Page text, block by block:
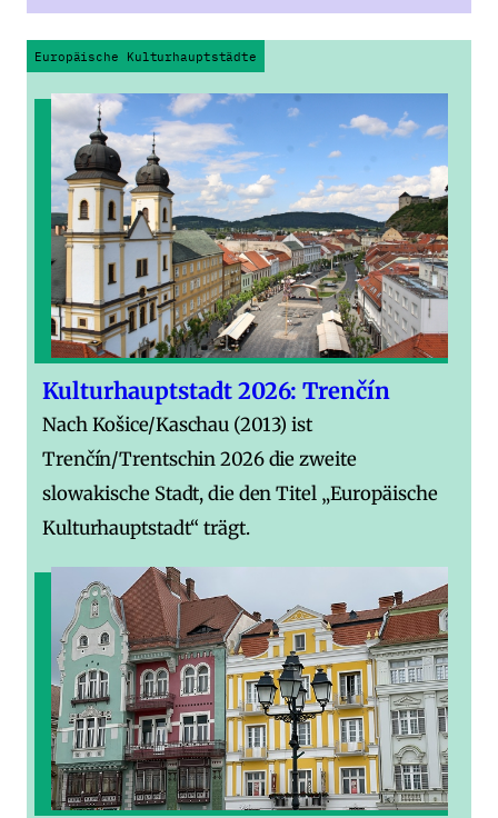
Europäische Kulturhauptstädte
Kulturhauptstadt 2026: Trenčín
Nach Košice/Kaschau (2013) ist
Trenčín/Trentschin 2026 die zweite
slowakische Stadt, die den Titel „Europäische
Kulturhauptstadt“ trägt.